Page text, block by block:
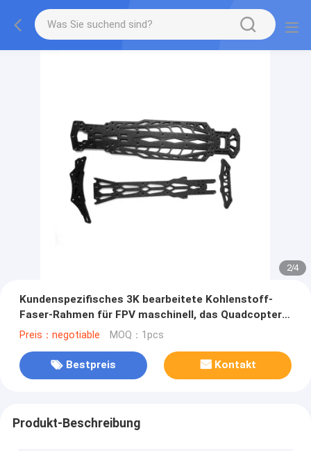
2/4
Kundenspezifisches 3K bearbeitete Kohlenstoff-
Faser-Rahmen für FPV maschinell, das Quadcopter-
Brummen läuft
Preis：negotiable MOQ：1pcs
Bestpreis Kontakt
Produkt-Beschreibung